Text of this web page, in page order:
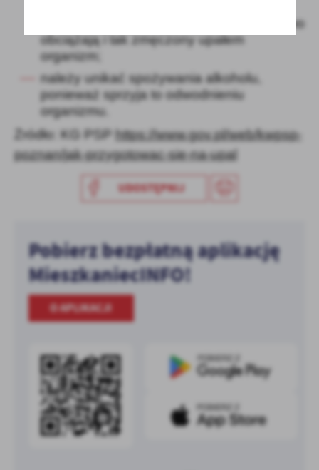
wysokokalorycznych dań, które dodatkowo
obciążają i tak zmęczony upałem
organizm;
należy unikać spożywania alkoholu,
ponieważ sprzyja to odwodnieniu
organizmu.
Żródło: KG PSP https://www.gov.pl/web/kwpsp-
poznan/jak-przygotowac-sie-na-upal
UDOSTĘPNIJ
Pobierz bezpłatną aplikację
MieszkaniecINFO!
O APLIKACJI